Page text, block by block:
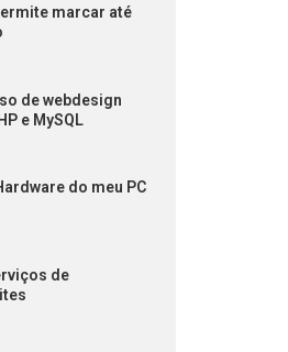
marcar até
de webdesign
e MySQL
do meu PC
de